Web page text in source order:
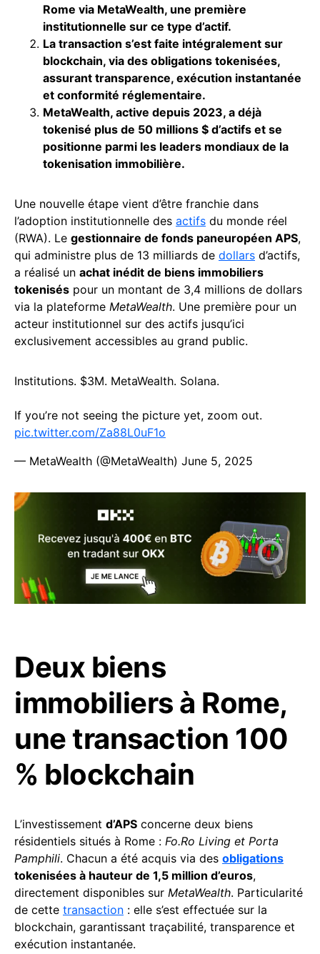
Rome via MetaWealth, une première
institutionnelle sur ce type d’actif.
La transaction s’est faite intégralement sur
blockchain, via des obligations tokenisées,
assurant transparence, exécution instantanée
et conformité réglementaire.
MetaWealth, active depuis 2023, a déjà
tokenisé plus de 50 millions $ d’actifs et se
positionne parmi les leaders mondiaux de la
tokenisation immobilière.
Une nouvelle étape vient d’être franchie dans
l’adoption institutionnelle des actifs du monde réel
(RWA). Le gestionnaire de fonds paneuropéen APS,
qui administre plus de 13 milliards de dollars d’actifs,
a réalisé un achat inédit de biens immobiliers
tokenisés pour un montant de 3,4 millions de dollars
via la plateforme MetaWealth. Une première pour un
acteur institutionnel sur des actifs jusqu’ici
exclusivement accessibles au grand public.
Institutions. $3M. MetaWealth. Solana.
If you’re not seeing the picture yet, zoom out.
pic.twitter.com/Za88L0uF1o
— MetaWealth (@MetaWealth) June 5, 2025
Deux biens
immobiliers à Rome,
une transaction 100
% blockchain
L’investissement d’APS concerne deux biens
résidentiels situés à Rome : Fo.Ro Living et Porta
Pamphili. Chacun a été acquis via des obligations
tokenisées à hauteur de 1,5 million d’euros,
directement disponibles sur MetaWealth. Particularité
de cette transaction : elle s’est effectuée sur la
blockchain, garantissant traçabilité, transparence et
exécution instantanée.